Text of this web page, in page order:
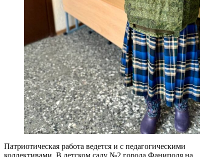
Патриотическая работа ведется и с педагогическими
коллективами. В детском саду №2 города Фаниполя на